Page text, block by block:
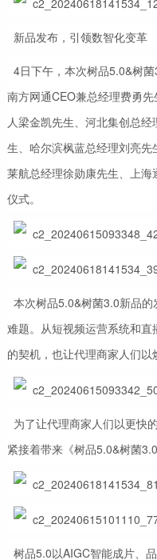
新品发布，引领数智化变革
4日下午，本次树品5.0&树
南方网通CEO兼总经理费勇
人梁金凯先生、河北集创总
生、哈尔滨枫蓝总经理刘亮
莱航总经理徐勋康先生、上
仪式。
本次树品5.0&树菌3.0新品
难题。从短视频运营系统和
的契机，也让代理商家人们以
为了让代理商家人们以更快
紧接着带来《树品5.0&树菌
树品5.0以AIGC智能成片、